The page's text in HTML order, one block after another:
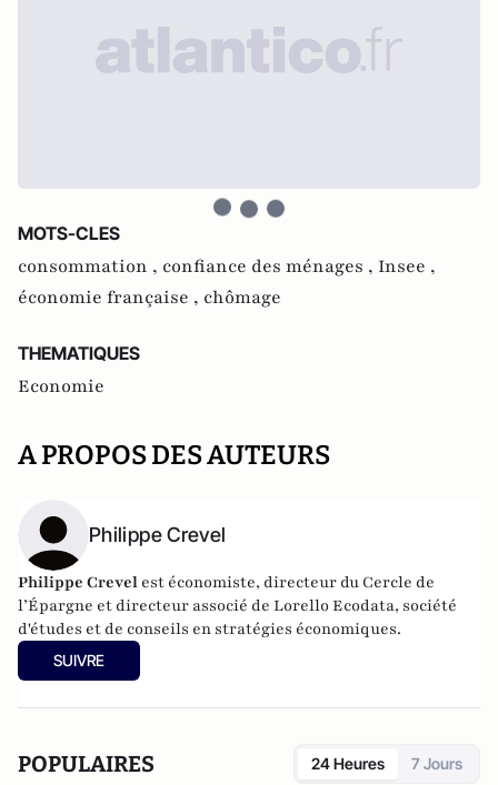
MOTS-CLES
consommation , confiance des ménages , Insee ,
économie française , chômage
THEMATIQUES
Economie
A PROPOS DES AUTEURS
Philippe Crevel
Philippe Crevel est économiste, directeur du Cercle de
l’Épargne et directeur associé de Lorello Ecodata, société
d'études et de conseils en stratégies économiques.
SUIVRE
POPULAIRES 24 Heures 7 Jours